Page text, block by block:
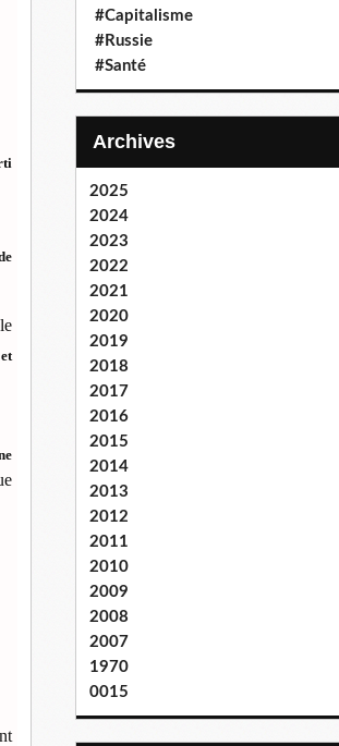
#Capitalisme
#Russie
#Santé
Archives
2025
2024
2023
2022
2021
2020
2019
2018
2017
2016
2015
2014
2013
2012
2011
2010
2009
2008
2007
1970
0015